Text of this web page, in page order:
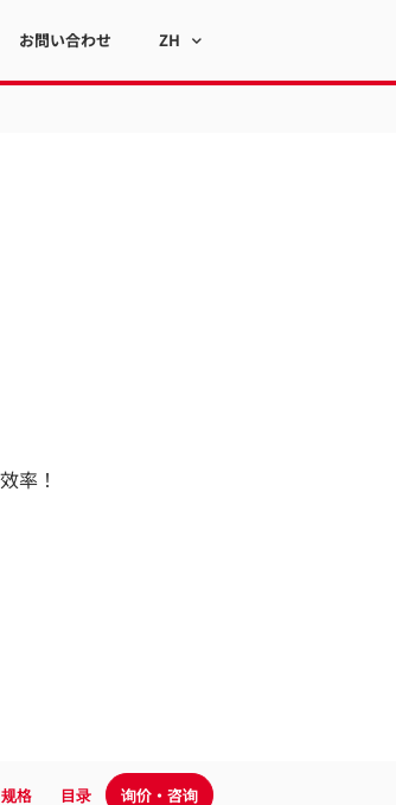
お問い合わせ ZH
率！
规格 目录